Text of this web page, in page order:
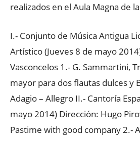
realizados en el Aula Magna de
I.- Conjunto de Música Antigua
Artístico (Jueves 8 de mayo
Vasconcelos 1.- G. Sammartini,
mayor para dos flautas dulces y
Adagio – Allegro II.- Cantoría
mayo 2014) Dirección: Hugo
Pastime with good company 2.-